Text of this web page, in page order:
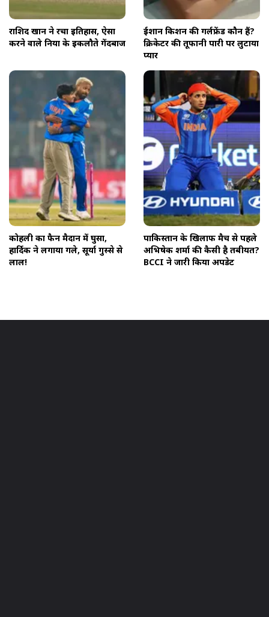
राशिद खान ने रचा इतिहास, ऐसा
करने वाले दुनिया के इकलौते गेंदबाज
ईशान किशन की गर्लफ्रेंड कौन हैं?
क्रिकेटर की तूफानी पारी पर लुटाया
प्यार
कोहली का फैन मैदान में घुसा,
हार्द‍िक ने लगाया गले, सूर्या गुस्से से
लाल!
पाकिस्तान के खिलाफ मैच से पहले
अभिषेक शर्मा की कैसी है तबीयत?
BCCI ने जारी किया अपडेट